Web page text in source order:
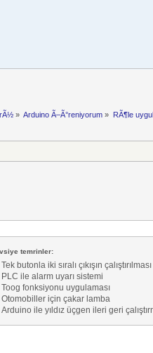
» Arduino Ã–Ã°reniyorum » RÃ¶le
temrinler:
Tek butonla iki sıralı çıkışın çalıştırılması
PLC ile alarm uyarı sistemi
Toog fonksiyonu uygulaması
Otomobiller için çakar lamba
Arduino ile yıldız üçgen ileri geri